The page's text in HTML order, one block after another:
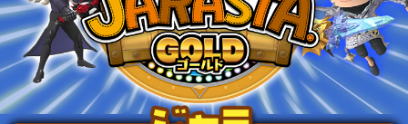
PRODUCT
イベント&キャンペーン
EVENT&CAMPAIGN